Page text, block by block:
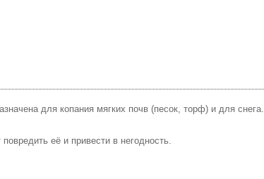
для копания мягких почв (песок, торф) и для снега.
её и привести в негодность.